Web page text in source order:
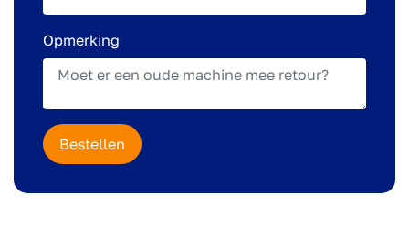
Opmerking
Bestellen